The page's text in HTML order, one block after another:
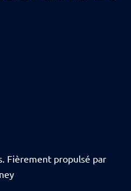
Fièrement propulsé par